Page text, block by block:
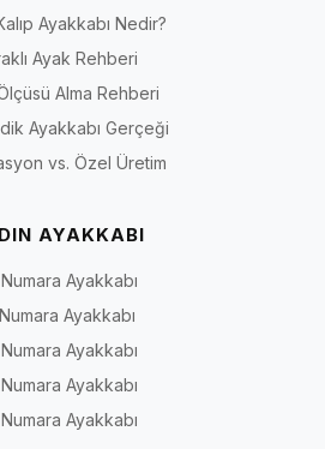
Ayakkabı Nedir?
Ayak Rehberi
Alma Rehberi
Ayakkabı Gerçeği
vs. Özel Üretim
AYAKKABI
Ayakkabı
Ayakkabı
Ayakkabı
Ayakkabı
Ayakkabı